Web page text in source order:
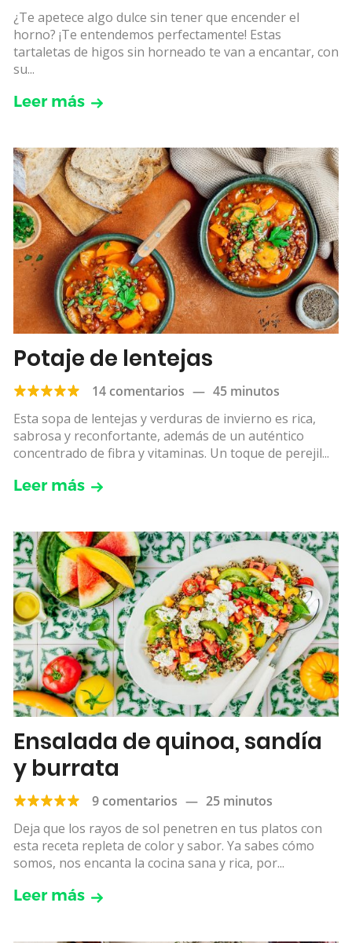
¿Te apetece algo dulce sin tener que encender el
horno? ¡Te entendemos perfectamente! Estas
tartaletas de higos sin horneado te van a encantar, con
su...
Leer más
Potaje de lentejas
14 comentarios — 45 minutos
Esta sopa de lentejas y verduras de invierno es rica,
sabrosa y reconfortante, además de un auténtico
concentrado de fibra y vitaminas. Un toque de perejil...
Leer más
Ensalada de quinoa, sandía
y burrata
9 comentarios — 25 minutos
Deja que los rayos de sol penetren en tus platos con
esta receta repleta de color y sabor. Ya sabes cómo
somos, nos encanta la cocina sana y rica, por...
Leer más